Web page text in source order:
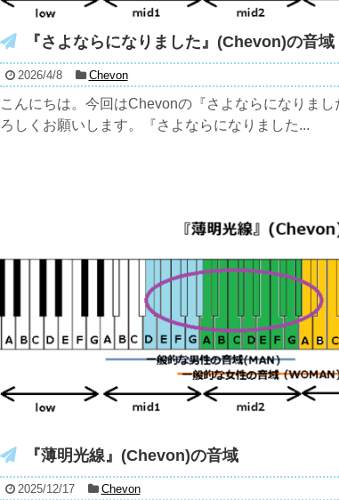
『さよならになりました』(Chevon)の音域
2026/4/8 Chevon
こんにちは。今回はChevonの『さよならになりま
ろしくお願いします。『さよならになりました...
『薄明光線』(Chevon)の音域
2025/12/17 Chevon